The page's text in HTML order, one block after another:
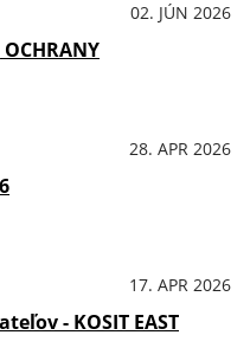
02. JÚN 2026
OCHRANY
28. APR 2026
17. APR 2026
- KOSIT EAST